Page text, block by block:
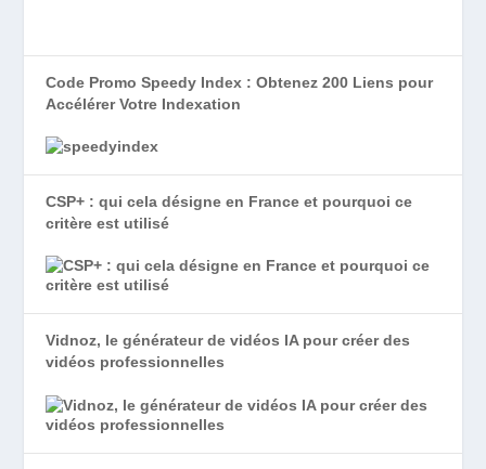
Code Promo Speedy Index : Obtenez 200 Liens pour
Accélérer Votre Indexation
CSP+ : qui cela désigne en France et pourquoi ce
critère est utilisé
Vidnoz, le générateur de vidéos IA pour créer des
vidéos professionnelles